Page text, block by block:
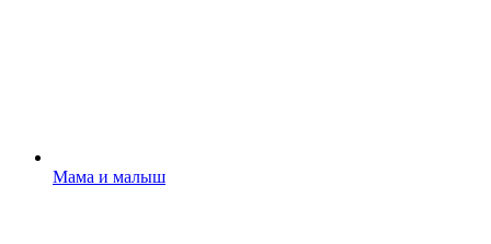
Мама и малыш